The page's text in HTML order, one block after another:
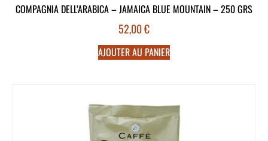
COMPAGNIA DELL’ARABICA – JAMAICA BLUE MOUNTAIN – 250 GRS
52,00€
AJOUTER AU PANIER